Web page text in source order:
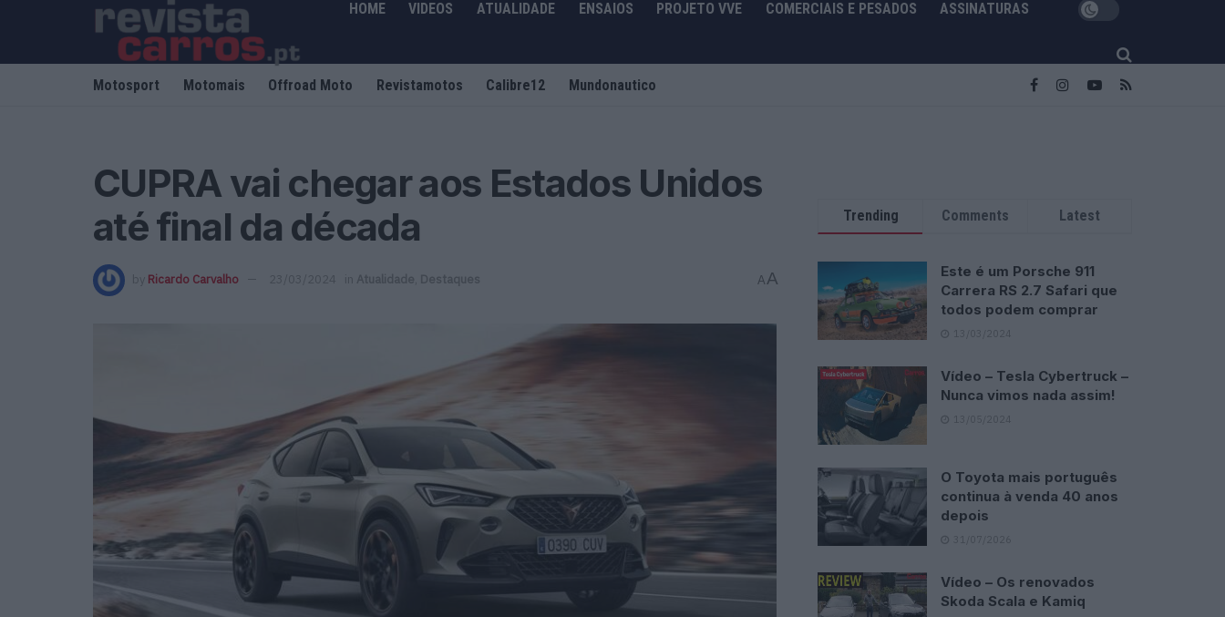
HOME VIDEOS ATUALIDADE ENSAIOS PROJETO VVE COMERCIAIS E PESADOS ASSINATURAS
Motosport Motomais Offroad Moto Revistamotos Calibre12 Mundonautico
CUPRA vai chegar aos Estados Unidos
até final da década
by Ricardo Carvalho 23/03/2024 in Atualidade Destaques AA
Trending Comments Latest
Este é um Porsche 911
Carrera RS 2.7 Safari que
todos podem comprar
13/03/2024
Vídeo – Tesla Cybertruck –
Nunca vimos nada assim!
13/05/2024
O Toyota mais português
continua à venda 40 anos
depois
31/07/2026
Vídeo – Os renovados
Skoda Scala e Kamiq